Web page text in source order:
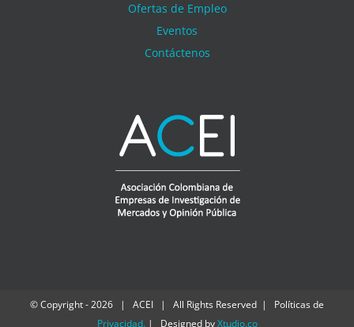
Ofertas de Empleo
Eventos
Contáctenos
© Copyright -2026 | ACEI | All Rights Reserved | Políticas de
Privacidad. | Designed byXtudio.co